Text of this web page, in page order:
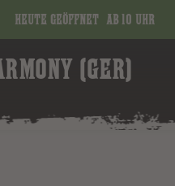
Heute geöffnet ab 10 Uhr
(GER)